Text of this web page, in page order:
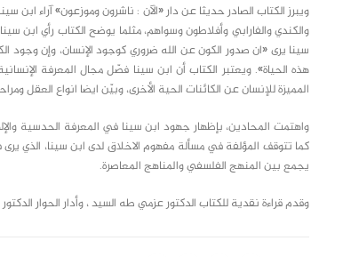
ويبرز الكتاب الصادر حديثا عن دار «الآن : ناشرون وموزعون» آراء
والكندي والفارابي وأفلاطون وسواهم، مثلما يوضح الكتاب رأي ابن
سينا يرى «ان صدور الكون عن الله ضروري كوجود الإنسان، وإن
هذه الحياة». ويعتبر الكتاب أن ابن سينا فصّل مجال المعرفة
المميزة للإنسان عن الكائنات الحية الأخرى، وبيّن ايضا انواع العقل
واهتمت المحادين، بإظهار جهود ابن سينا في المعرفة الحدسية
كما تتوقف المؤلفة في مسألة مفهوم الاخلاق لدى ابن سينا، الذي
يجمع بين المنهج الفلسفي والمناهج المعاصرة.
وقدم قراءة نقدية للكتاب الدكتور عزمي طه السيد ، وأدار الحوار